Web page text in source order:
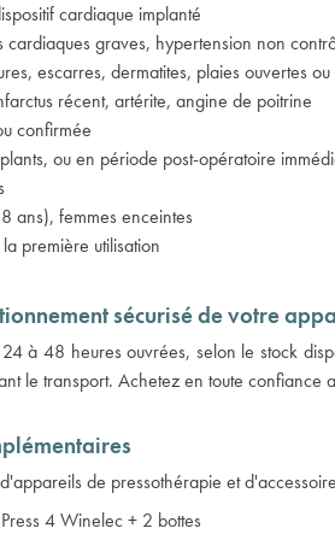
cardiaque implanté
graves, hypertension non
escarres, dermatites, plaies ouvertes
récent, artérite, angine de poitrine
confirmée
ou en période post-opératoire
ans), femmes enceintes
première utilisation
sécurisé de votre
à 48 heures ouvrées, selon le stock
le transport. Achetez en toute
de pressothérapie et
4 Winelec + 2 bottes